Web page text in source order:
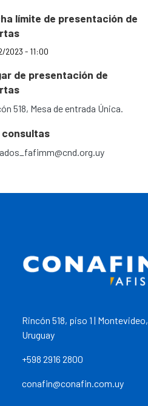
límite de presentación de
2023 - 11:00
de presentación de
518, Mesa de entrada Única.
consultas
Rincón 518, piso 1 | Montevideo,
Uruguay
+598 2916 2800
conafin@conafin.com.uy